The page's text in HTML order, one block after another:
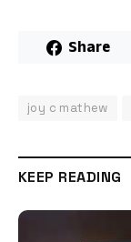
Share
joy c mathew
KEEP READING